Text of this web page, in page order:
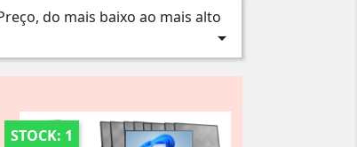
do mais baixo ao mais alto

STOCK: 1